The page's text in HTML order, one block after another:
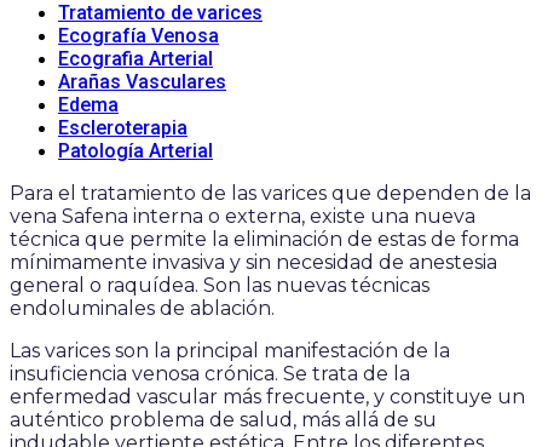
Tratamiento de varices
Ecografía Venosa
Ecografia Arterial
Arañas Vasculares
Edema
Escleroterapia
Patología Arterial
Para el tratamiento de las varices que dependen de la
vena Safena interna o externa, existe una nueva
técnica que permite la eliminación de estas de forma
mínimamente invasiva y sin necesidad de anestesia
general o raquídea. Son las nuevas técnicas
endoluminales de ablación.
Las varices son la principal manifestación de la
insuficiencia venosa crónica. Se trata de la
enfermedad vascular más frecuente, y constituye un
auténtico problema de salud, más allá de su